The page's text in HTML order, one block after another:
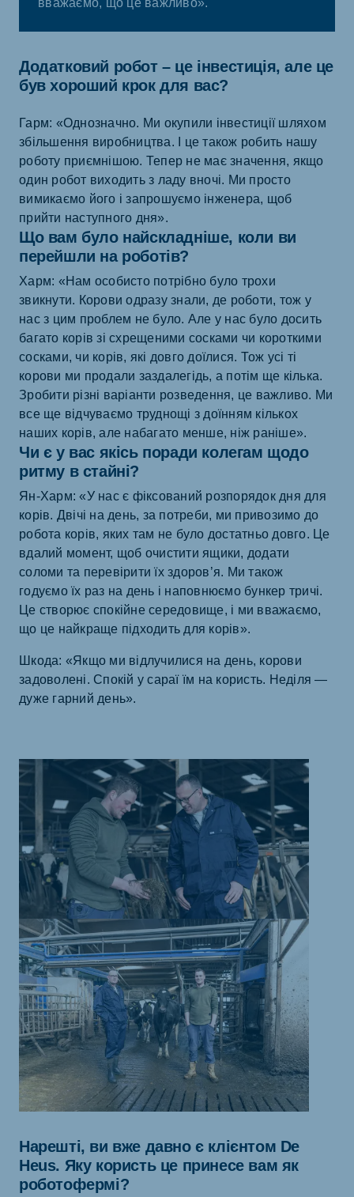
вважаємо, що це важливо».
Додатковий робот – це інвестиція, але це
був хороший крок для вас?
Гарм: «Однозначно. Ми окупили інвестиції шляхом
збільшення виробництва. І це також робить нашу
роботу приємнішою. Тепер не має значення, якщо
один робот виходить з ладу вночі. Ми просто
вимикаємо його і запрошуємо інженера, щоб
прийти наступного дня».
Що вам було найскладніше, коли ви
перейшли на роботів?
Харм: «Нам особисто потрібно було трохи
звикнути. Корови одразу знали, де роботи, тож у
нас з цим проблем не було. Але у нас було досить
багато корів зі схрещеними сосками чи короткими
сосками, чи корів, які довго доїлися. Тож усі ті
корови ми продали заздалегідь, а потім ще кілька.
Зробити різні варіанти розведення, це важливо. Ми
все ще відчуваємо труднощі з доїнням кількох
наших корів, але набагато менше, ніж раніше».
Чи є у вас якісь поради колегам щодо
ритму в стайні?
Ян-Харм: «У нас є фіксований розпорядок дня для
корів. Двічі на день, за потреби, ми привозимо до
робота корів, яких там не було достатньо довго. Це
вдалий момент, щоб очистити ящики, додати
соломи та перевірити їх здоров’я. Ми також
годуємо їх раз на день і наповнюємо бункер тричі.
Це створює спокійне середовище, і ми вважаємо,
що це найкраще підходить для корів».
Шкода: «Якщо ми відлучилися на день, корови
задоволені. Спокій у сараї їм на користь. Неділя —
дуже гарний день».
Нарешті, ви вже давно є клієнтом De
Heus. Яку користь це принесе вам як
роботофермі?